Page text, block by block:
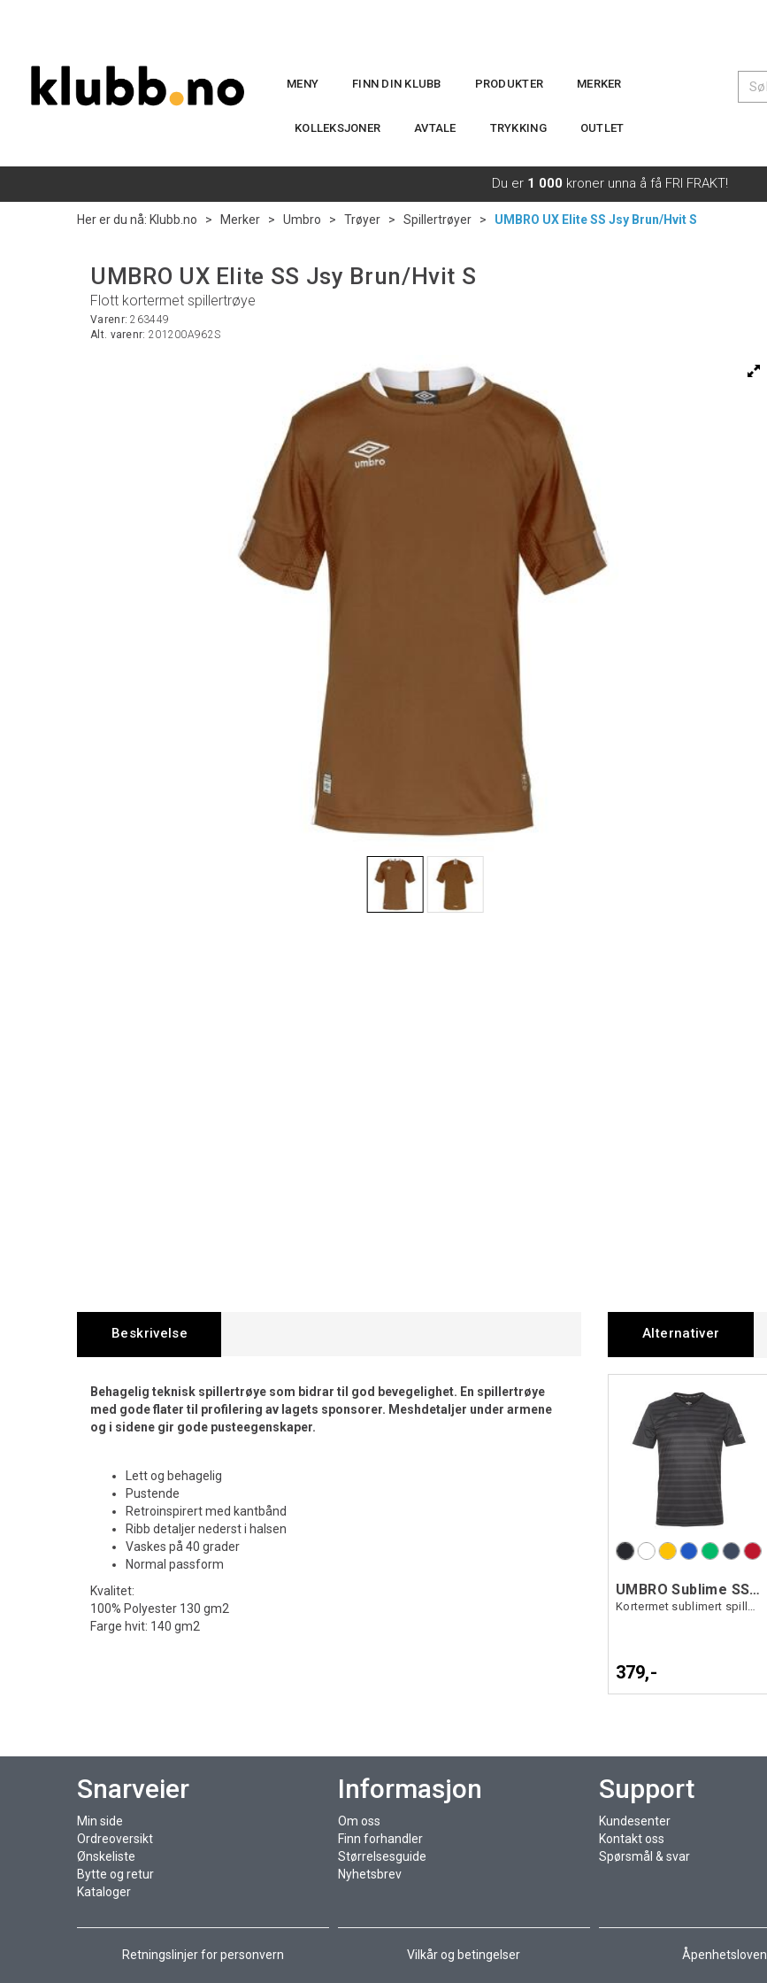
MENY FINN DIN KLUBB PRODUKTER MERKER
KOLLEKSJONER AVTALE TRYKKING OUTLET
Du er 1 000 kroner unna å få FRI FRAKT!
Her er du nå: Klubb.no > Merker > Umbro > Trøyer > Spillertrøyer > UMBRO UX Elite SS Jsy Brun/Hvit S
UMBRO UX Elite SS Jsy Brun/Hvit S
Flott kortermet spillertrøye
Varenr:263449
Alt. varenr: 201200A962S
Beskrivelse
Behagelig teknisk spillertrøye som bidrar til god bevegelighet. En spillertrøye
med gode flater til profilering av lagets sponsorer. Meshdetaljer under armene
og i sidene gir gode pusteegenskaper.
Lett og behagelig
Pustende
Retroinspirert med kantbånd
Ribb detaljer nederst i halsen
Vaskes på 40 grader
Normal passform
Kvalitet:
100% Polyester 130 gm2
Farge hvit: 140 gm2
Alternativer
UMBRO Sublime SS Jersey
Kortermet sublimert spillertrøye
379,-
Snarveier
Min side
Ordreoversikt
Ønskeliste
Bytte og retur
Kataloger
Informasjon
Om oss
Finn forhandler
Størrelsesguide
Nyhetsbrev
Support
Kundesenter
Kontakt oss
Spørsmål & svar
Retningslinjer for personvern Vilkår og betingelser Åpenhetsloven